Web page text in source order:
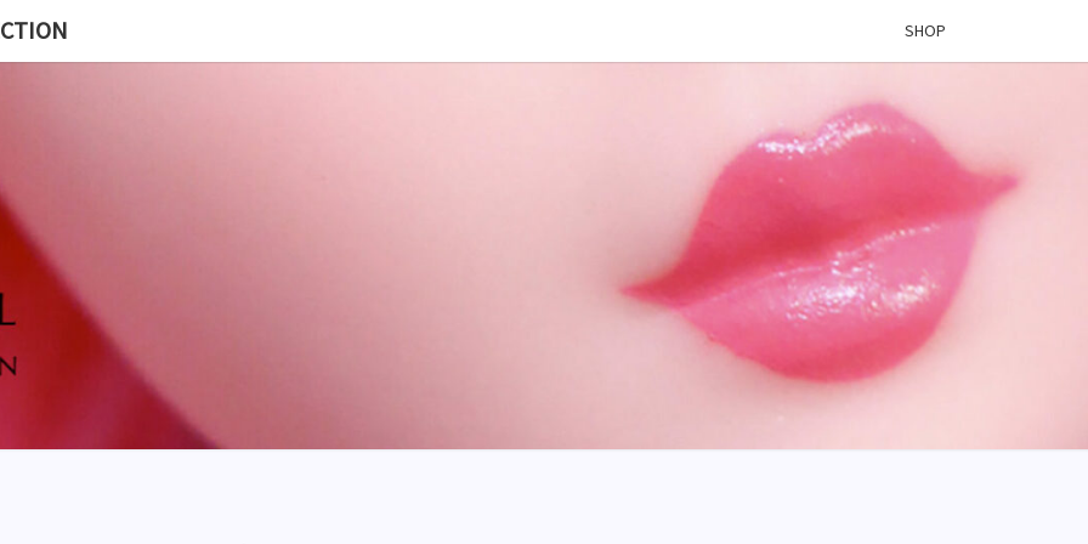
SHOP
MISS VINYL
BLOG –
POUPÉES DE